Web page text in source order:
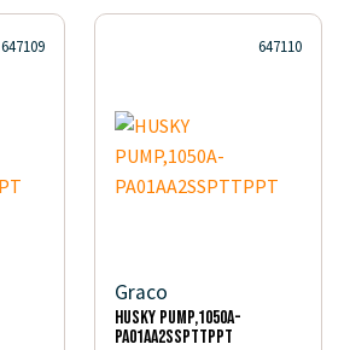
647109 647110
Graco
HUSKY PUMP,1050A-
PA01AA2SSPTTPPT